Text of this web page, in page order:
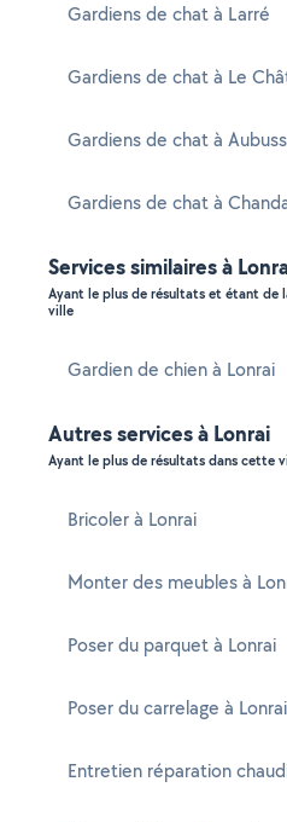
Gardiens de chat à Larré
Gardiens de chat à Le
Gardiens de chat à
Gardiens de chat à
Services similaires à
Ayant le plus de résultats et étant de
ville
Gardien de chien à Lonrai
Autres services à Lonrai
Ayant le plus de résultats dans cette
Bricoler à Lonrai
Monter des meubles à
Poser du parquet à Lonrai
Poser du carrelage à Lonrai
Entretien réparation